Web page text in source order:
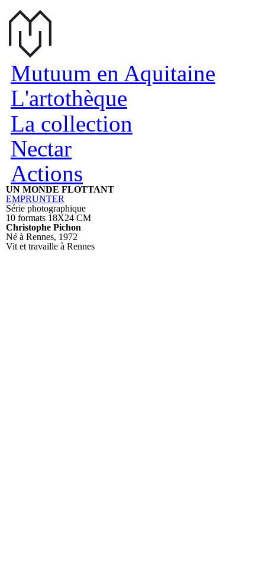
Mutuum en Aquitaine
L'artothèque
La collection
Nectar
Actions
UN MONDE FLOTTANT
EMPRUNTER
Série photographique
10 formats 18X24 CM
Christophe Pichon
Né à Rennes, 1972
Vit et travaille à Rennes